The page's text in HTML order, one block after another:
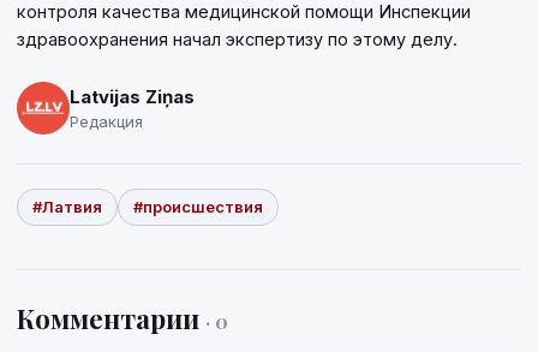
контроля качества медицинской помощи Инспекции
здравоохранения начал экспертизу по этому делу.
Latvijas Ziņas
Редакция
#Латвия #происшествия
Комментарии · 0